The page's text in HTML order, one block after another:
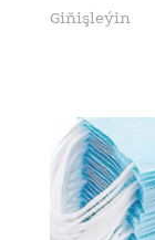
Giňişleýin